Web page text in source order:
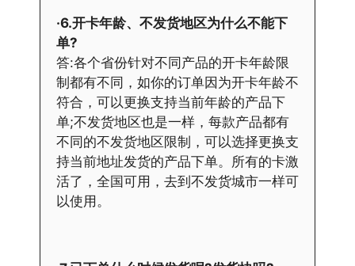
·6.开卡年龄、不发货地区为什么不能下
单?
答:各个省份针对不同产品的开卡年龄限
制都有不同，如你的订单因为开卡年龄不
符合，可以更换支持当前年龄的产品下
单;不发货地区也是一样，每款产品都有
不同的不发货地区限制，可以选择更换支
持当前地址发货的产品下单。所有的卡激
活了，全国可用，去到不发货城市一样可
以使用。